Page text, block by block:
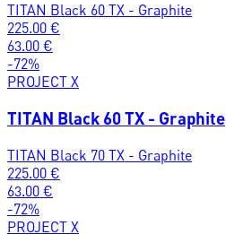
TITAN Black 60 TX - Graphite
225.00 €
63.00 €
-72%
PROJECT X
TITAN Black 60 TX - Graphite
TITAN Black 70 TX - Graphite
225.00 €
63.00 €
-72%
PROJECT X